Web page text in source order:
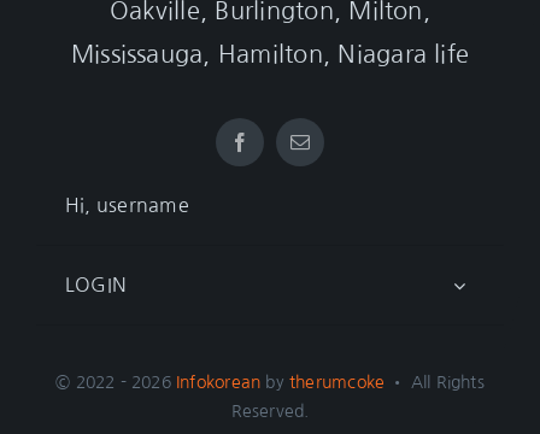
Oakville, Burlington, Milton,
Mississauga, Hamilton, Niagara life
Hi, username
LOGIN
© 2022 - 2026 Infokorean bytherumcoke • All Rights
Reserved.